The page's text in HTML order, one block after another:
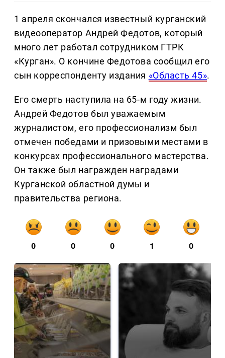
1 апреля скончался известный курганский
видеооператор Андрей Федотов, который
много лет работал сотрудником ГТРК
«Курган». О кончине Федотова сообщил его
сын корреспонденту издания «Область 45».
Его смерть наступила на 65-м году жизни.
Андрей Федотов был уважаемым
журналистом, его профессионализм был
отмечен победами и призовыми местами в
конкурсах профессионального мастерства.
Он также был награжден наградами
Курганской областной думы и
правительства региона.
0 0 0 1 0